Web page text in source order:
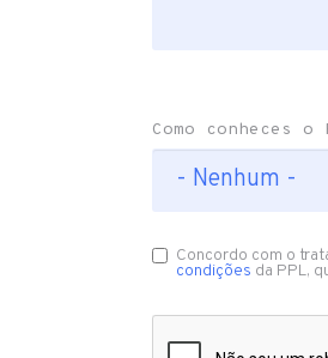
Como conheces o
Concordo com o
condições da PPL,